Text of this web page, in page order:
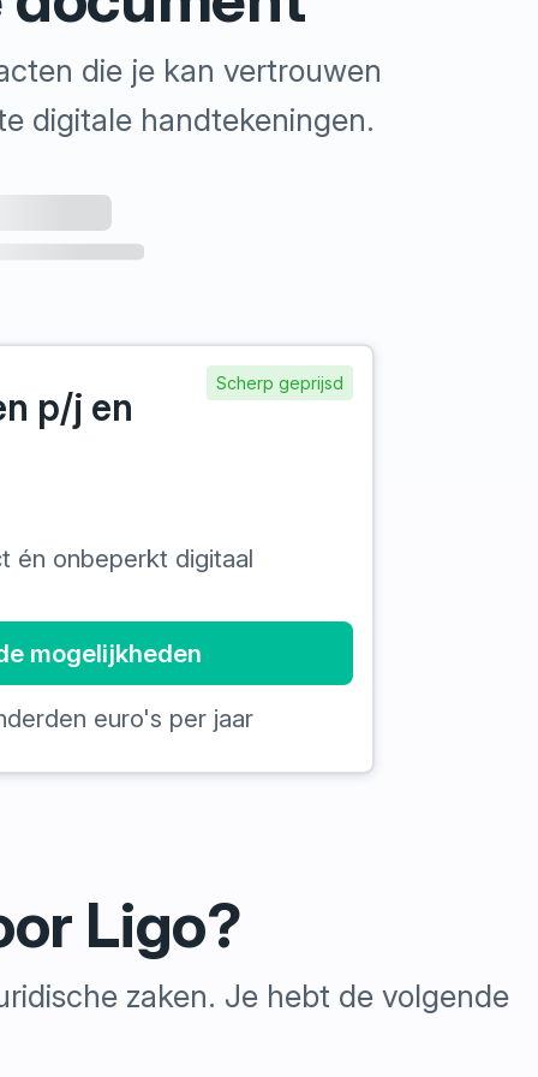
die je kan vertrouwen
digitale handtekeningen.
p/j en
én onbeperkt digitaal
mogelijkheden
euro's per jaar
Scherp geprijsd
Ligo?
zaken. Je hebt de volgende